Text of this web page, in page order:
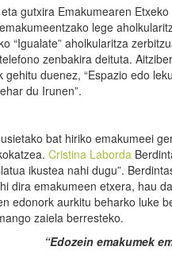
gutxira Emakumearen
lege
“Igualate” aholkularitza
zenbakira deituta.
duenez, “Espazio edo
du Irunen”.
bat hiriko emakumeei
Cristina Laborda
ikustea nahi dugu”.
dira emakumeen etxera, hau
edonork aurkitu beharko luke
zaiela berresteko.
“Edozein emakumek